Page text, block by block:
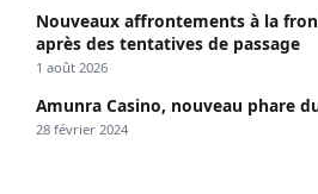
Nouveaux affrontements à la
après des tentatives de passage
1 août 2026
Amunra Casino, nouveau phare
28 février 2024